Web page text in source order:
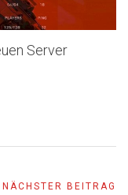
Server
NÄCHSTER BEITRAG